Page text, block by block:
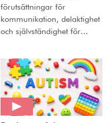
förutsättningar för
kommunikation, delaktighet
och självständighet för...